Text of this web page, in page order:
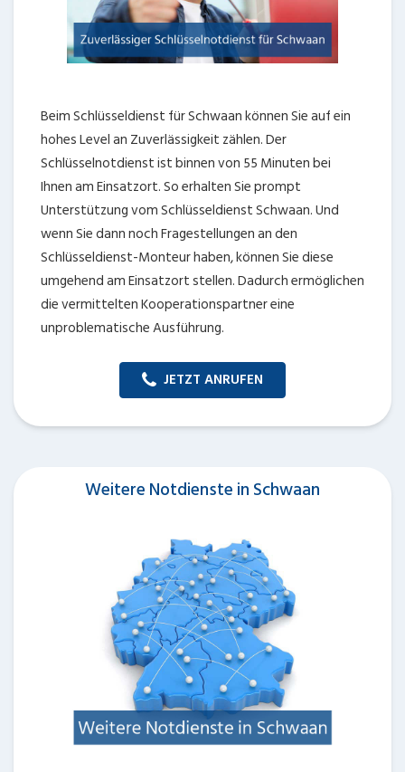
Beim Schlüsseldienst für Schwaan können Sie auf ein
hohes Level an Zuverlässigkeit zählen. Der
Schlüsselnotdienst ist binnen von 55 Minuten bei
Ihnen am Einsatzort. So erhalten Sie prompt
Unterstützung vom Schlüsseldienst Schwaan. Und
wenn Sie dann noch Fragestellungen an den
Schlüsseldienst-Monteur haben, können Sie diese
umgehend am Einsatzort stellen. Dadurch ermöglichen
die vermittelten Kooperationspartner eine
unproblematische Ausführung.
JETZT ANRUFEN
Weitere Notdienste in Schwaan